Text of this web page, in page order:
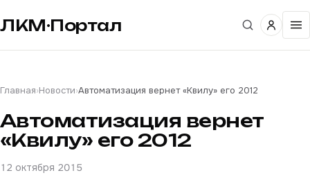
ЛКМ·Портал
Главная›Новости›Автоматизация вернет «Квилу» его 2012
Автоматизация вернет
«Квилу» его 2012
12 октября 2015